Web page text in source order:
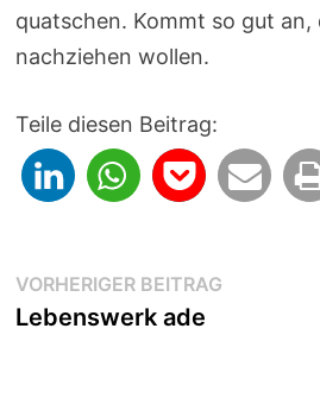
quatschen. Kommt so gut an,
nachziehen wollen.
Teile diesen Beitrag:
VORHERIGER BEITRAG
Lebenswerk ade